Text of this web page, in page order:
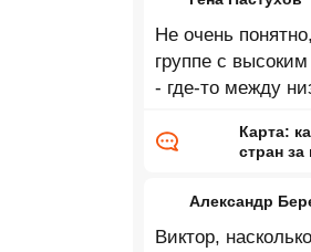
Не очень
группе с
- где-то между
Карта:
стран за
Александр
Виктор,